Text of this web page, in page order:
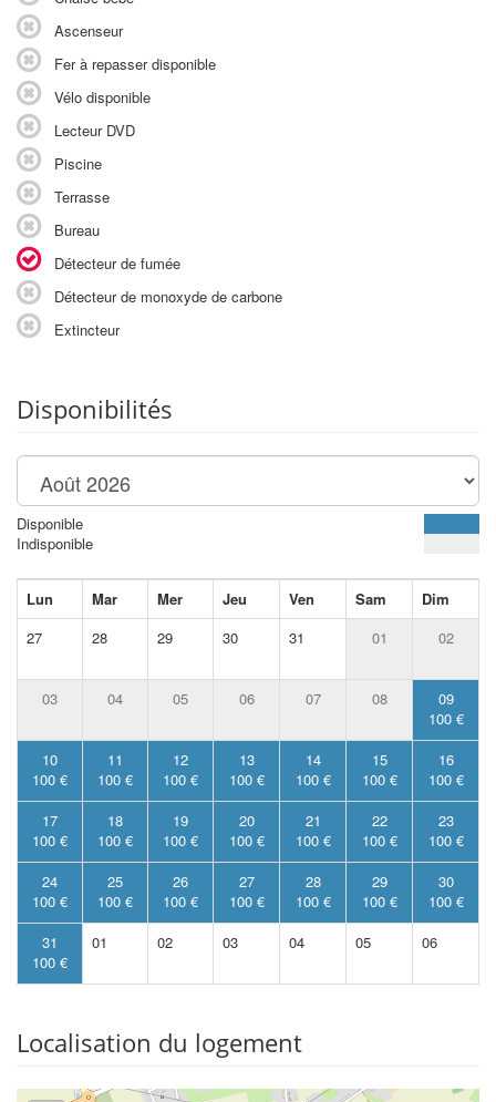
Ascenseur
Fer à repasser disponible
Vélo disponible
Lecteur DVD
Piscine
Terrasse
Bureau
Détecteur de fumée
Détecteur de monoxyde de carbone
Extincteur
Disponibilités
Disponible
Indisponible
Lun Mar Mer Jeu Ven Sam
Dim
27
28 29 30 31 01 02
03 04 05 06 07 08
09
100 €
10
100 €
11
100 €
12
100 €
13
100 €
14
100 €
15
100 €
16
100 €
17
100 €
18
100 €
19
100 €
20
100 €
21
100 €
22
100 €
23
100 €
24
100 €
25
100 €
26
100 €
27
100 €
28
100 €
29
100 €
30
100 €
31
100 €
01 02 03 04 05 06
Localisation du logement